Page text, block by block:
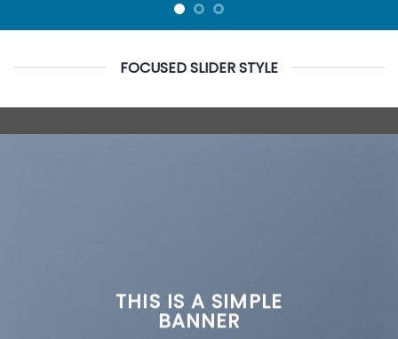
FOCUSED SLIDER STYLE
THIS IS A SIMPLE
BANNER